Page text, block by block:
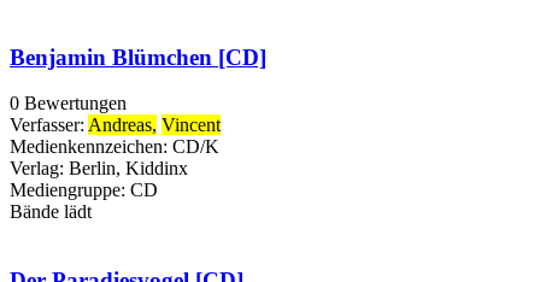
Benjamin Blümchen [CD]
0 Bewertungen
Verfasser: Andreas, Vincent
Medienkennzeichen: CD/K
Verlag: Berlin, Kiddinx
Mediengruppe: CD
Bände lädt